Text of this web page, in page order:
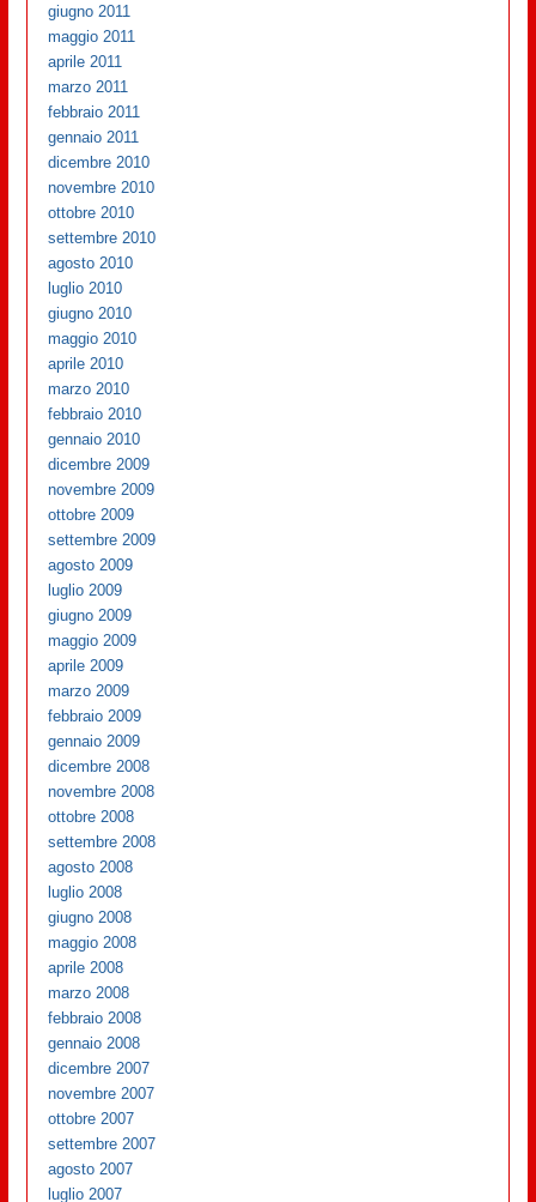
giugno 2011
maggio 2011
aprile 2011
marzo 2011
febbraio 2011
gennaio 2011
dicembre 2010
novembre 2010
ottobre 2010
settembre 2010
agosto 2010
luglio 2010
giugno 2010
maggio 2010
aprile 2010
marzo 2010
febbraio 2010
gennaio 2010
dicembre 2009
novembre 2009
ottobre 2009
settembre 2009
agosto 2009
luglio 2009
giugno 2009
maggio 2009
aprile 2009
marzo 2009
febbraio 2009
gennaio 2009
dicembre 2008
novembre 2008
ottobre 2008
settembre 2008
agosto 2008
luglio 2008
giugno 2008
maggio 2008
aprile 2008
marzo 2008
febbraio 2008
gennaio 2008
dicembre 2007
novembre 2007
ottobre 2007
settembre 2007
agosto 2007
luglio 2007